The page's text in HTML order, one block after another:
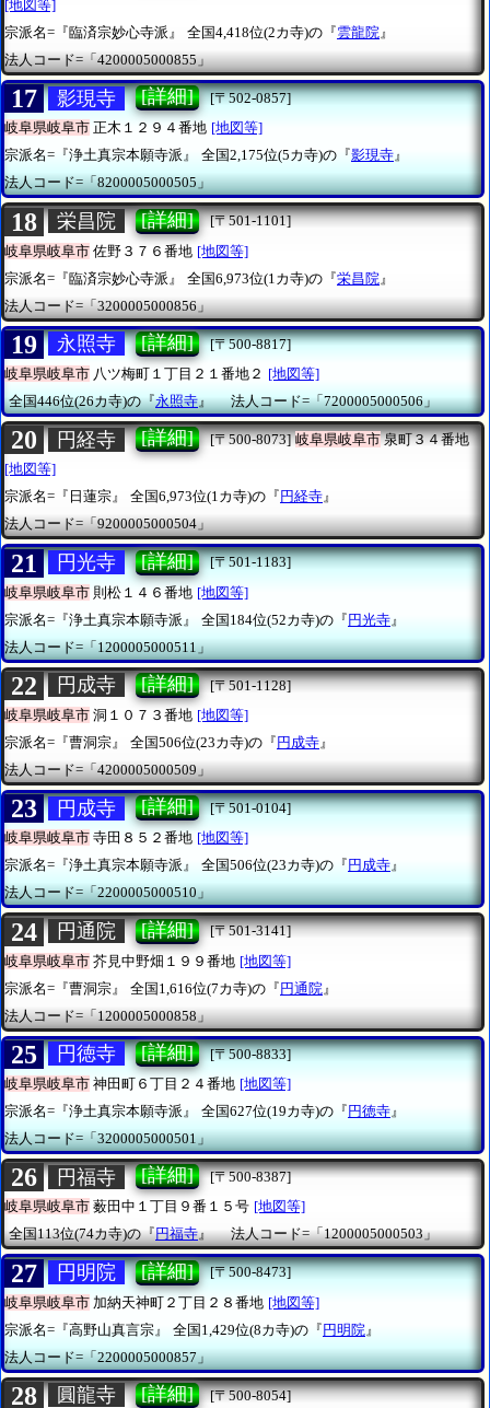
[地図等]
宗派名=『臨済宗妙心寺派』
全国4,418位(2カ寺)の『雲龍院 』
法人コード=「4200005000855」
17 影現寺 [詳細]
[〒502-0857]
岐阜県岐阜市 正木１２９４番地 [地図等]
宗派名=『浄土真宗本願寺派』
全国2,175位(5カ寺)の『影現寺』
法人コード=「8200005000505」
18 栄昌院 [詳細]
[〒501-1101]
岐阜県岐阜市 佐野３７６番地 [地図等]
宗派名=『臨済宗妙心寺派』
全国6,973位(1カ寺)の『栄昌院 』
法人コード=「3200005000856」
19 永照寺 [詳細]
[〒500-8817]
岐阜県岐阜市 八ツ梅町１丁目２１番地２ [地図等]
全国446位(26カ寺)の『永照寺』 法人コード=「7200005000506」
20 円経寺 [詳細] [〒500-8073] 岐阜県岐阜市泉町３４番地
[地図等]
宗派名=『日蓮宗』
全国6,973位(1カ寺)の『 円経寺』
法人コード=「9200005000504」
21 円光寺 [詳細]
[〒501-1183]
岐阜県岐阜市 則松１４６番地 [地図等]
宗派名=『浄土真宗本願寺派』
全国184位(52カ寺)の『円光寺 』
法人コード=「1200005000511」
22 円成寺 [詳細]
[〒501-1128]
岐阜県岐阜市 洞１０７３番地 [地図等]
宗派名=『曹洞宗』
全国506位(23カ寺)の『 円成寺 』
法人コード=「4200005000509」
23 円成寺 [詳細]
[〒501-0104]
岐阜県岐阜市 寺田８５２番地 [地図等]
宗派名=『浄土真宗本願寺派』
全国506位(23カ寺)の『 円成寺』
法人コード=「2200005000510」
24 円通院 [詳細]
[〒501-3141]
岐阜県岐阜市 芥見中野畑１９９番地 [地図等]
宗派名=『曹洞宗』
全国1,616位(7カ寺)の『円通院 』
法人コード=「1200005000858」
25 円徳寺 [詳細]
[〒500-8833]
岐阜県岐阜市 神田町６丁目２４番地 [地図等]
宗派名=『浄土真宗本願寺派』
全国627位(19カ寺)の『 円徳寺 』
法人コード=「3200005000501」
26 円福寺 [詳細]
[〒500-8387]
岐阜県岐阜市 薮田中１丁目９番１５号 [地図等]
全国113位(74カ寺)の『円福寺』 法人コード=「1200005000503」
27 円明院 [詳細]
[〒500-8473]
岐阜県岐阜市 加納天神町２丁目２８番地 [地図等]
宗派名=『高野山真言宗』
全国1,429位(8カ寺)の『円明院 』
法人コード=「2200005000857」
28 圓龍寺 [詳細] [〒500-8054]